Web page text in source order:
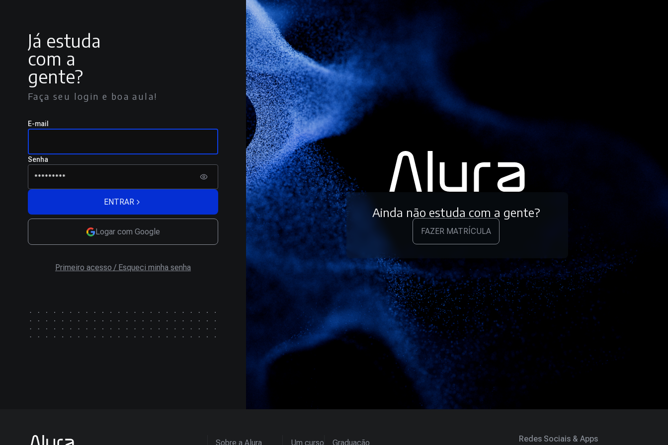
Já estuda
com a
gente?
Faça seu login e boa aula!
E-mail
Senha
ENTRAR
Logar com Google
Primeiro acesso / Esqueci minha senha
Ainda não estuda com a gente?
FAZER MATRÍCULA
Sobre a Alura Um curso Graduação Redes Sociais & Apps